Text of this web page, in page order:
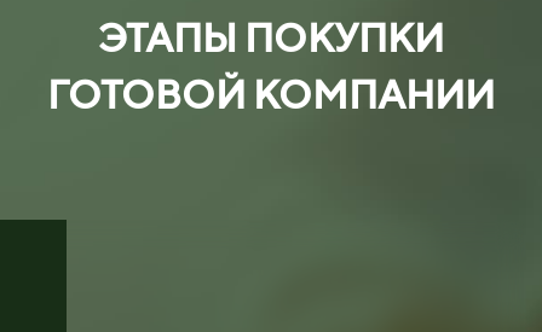
ЭТАПЫ ПОКУПКИ
ГОТОВОЙ КОМПАНИИ